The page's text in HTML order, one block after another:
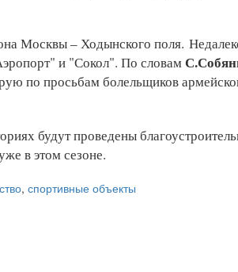
Москвы – Ходынского поля.
и "Сокол". По словам
по просьбам болельщиков
будут проведены
в этом сезоне.
, спортивные объекты